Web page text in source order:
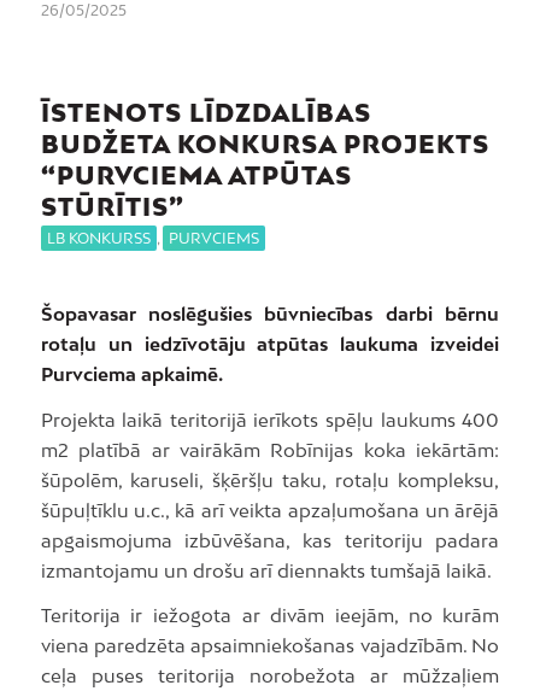
26/05/2025
ĪSTENOTS LĪDZDALĪBAS
BUDŽETA KONKURSA PROJEKTS
“PURVCIEMA ATPŪTAS
STŪRĪTIS”
LB KONKURSS , PURVCIEMS
Šopavasar noslēgušies būvniecības darbi bērnu
rotaļu un iedzīvotāju atpūtas laukuma izveidei
Purvciema apkaimē.
Projekta laikā teritorijā ierīkots spēļu laukums 400
m2 platībā ar vairākām Robīnijas koka iekārtām:
šūpolēm, karuseli, šķēršļu taku, rotaļu kompleksu,
šūpuļtīklu u.c., kā arī veikta apzaļumošana un ārējā
apgaismojuma izbūvēšana, kas teritoriju padara
izmantojamu un drošu arī diennakts tumšajā laikā.
Teritorija ir iežogota ar divām ieejām, no kurām
viena paredzēta apsaimniekošanas vajadzībām. No
ceļa puses teritorija norobežota ar mūžzaļiem